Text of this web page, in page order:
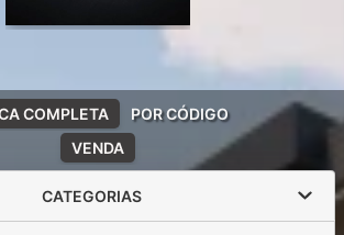
VENDA
COMPLETA POR CÓDIGO
CATEGORIAS